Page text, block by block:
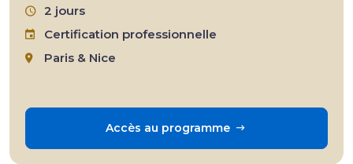
2 jours
Certification professionnelle
Paris & Nice
Accès au programme